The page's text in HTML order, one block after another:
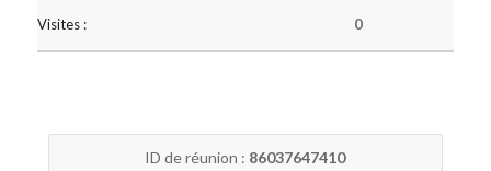
Visites : 0
ID de réunion : 86037647410